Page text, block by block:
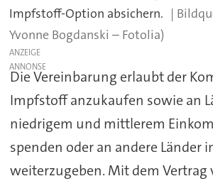
Impfstoff-Option absichern.
Yvonne Bogdanski – Fotolia)
ANZEIGE
Die Vereinbarung erlaubt der
Impfstoff anzukaufen sowie an
niedrigem und mittlerem
spenden oder an andere Länder
weiterzugeben. Mit dem Vertrag